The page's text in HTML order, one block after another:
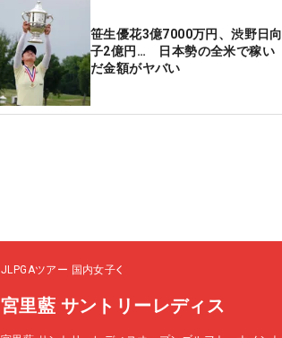
笹生優花3億7000万円、渋野日向
子2億円… 日本勢の全米で稼い
だ金額がヤバい
JLPGAツアー 国内女子
宮里藍 サントリーレディス